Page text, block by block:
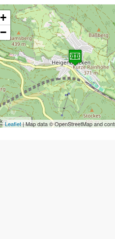
+
−
Leaflet| Map data © OpenStreetMap and